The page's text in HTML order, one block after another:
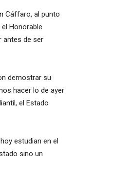
Cáffaro, al punto
Honorable
antes de ser
demostrar su
hacer lo de ayer
el Estado
estudian en el
sino un